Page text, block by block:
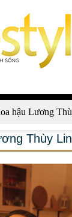
hậu Lương
Thùy